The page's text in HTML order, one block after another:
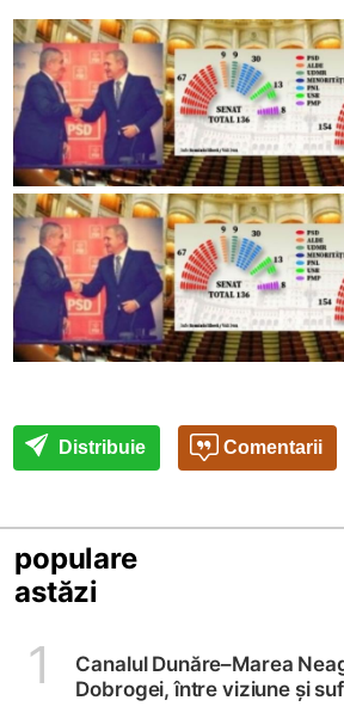
Distribuie Comentarii
populare
astăzi
1
Canalul Dunăre–Marea
Dobrogei, între viziune și